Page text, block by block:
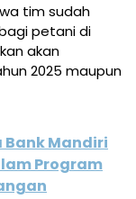
tim sudah
petani di
akan
2025 maupun
Bank Mandiri
Program